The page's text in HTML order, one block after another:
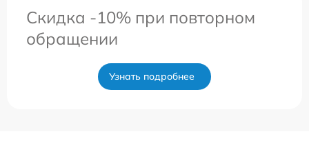
Скидка -10% при повторном
обращении
Узнать подробнее